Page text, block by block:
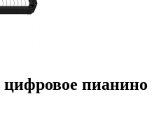
пианино